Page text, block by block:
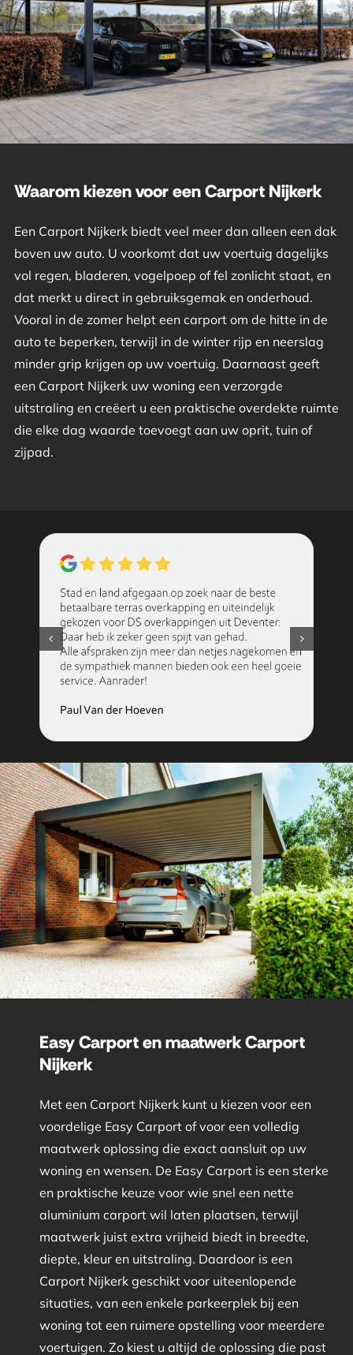
Waarom kiezen voor een Carport Nijkerk
Een Carport Nijkerk biedt veel meer dan alleen een dak
boven uw auto. U voorkomt dat uw voertuig dagelijks
vol regen, bladeren, vogelpoep of fel zonlicht staat, en
dat merkt u direct in gebruiksgemak en onderhoud.
Vooral in de zomer helpt een carport om de hitte in de
auto te beperken, terwijl in de winter rijp en neerslag
minder grip krijgen op uw voertuig. Daarnaast geeft
een Carport Nijkerk uw woning een verzorgde
uitstraling en creëert u een praktische overdekte ruimte
die elke dag waarde toevoegt aan uw oprit, tuin of
zijpad.
Easy Carport en maatwerk Carport
Nijkerk
Met een Carport Nijkerk kunt u kiezen voor een
voordelige Easy Carport of voor een volledig
maatwerk oplossing die exact aansluit op uw
woning en wensen. De Easy Carport is een sterke
en praktische keuze voor wie snel een nette
aluminium carport wil laten plaatsen, terwijl
maatwerk juist extra vrijheid biedt in breedte,
diepte, kleur en uitstraling. Daardoor is een
Carport Nijkerk geschikt voor uiteenlopende
situaties, van een enkele parkeerplek bij een
woning tot een ruimere opstelling voor meerdere
voertuigen. Zo kiest u altijd de oplossing die past